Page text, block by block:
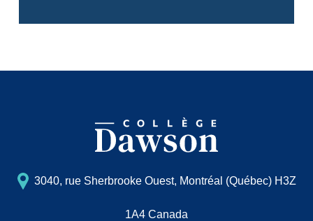
3040, rue Sherbrooke Ouest, Montréal (Québec) H3Z
1A4 Canada